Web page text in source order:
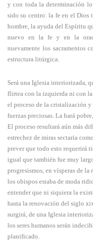
y con toda la determinación
sido su centro: la fe en el Dios
hombre, la ayuda del Espíritu
nuevo en la fe y en la
nuevamente los sacramentos
estructura litúrgica.
Será una Iglesia interiorizada,
flirtea con la izquierda ni con
el proceso de la cristalización
fuerzas preciosas. La hará
El proceso resultará aún más
estrechez de miras sectaria
prever que todo esto requerirá
igual que también fue muy
progresismos, en vísperas de
los obispos estaba de moda
entender que ni siquiera la
hasta la renovación del siglo
surgirá, de una Iglesia
los seres humanos serán
planificado.